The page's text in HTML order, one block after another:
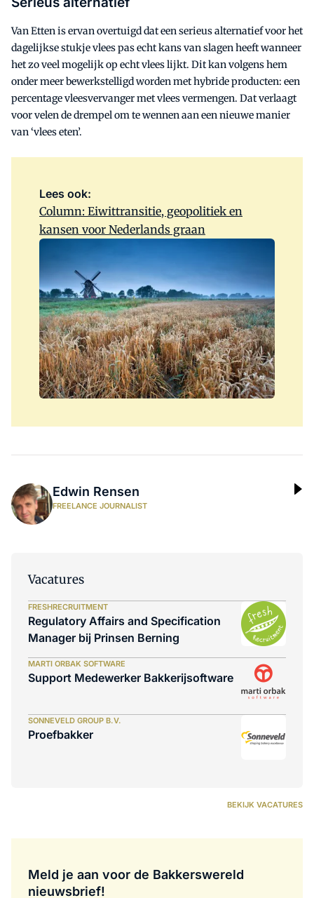
Van Etten is ervan overtuigd dat een serieus alternatief voor het
dagelijkse stukje vlees pas echt kans van slagen heeft wanneer
het zo veel mogelijk op echt vlees lijkt. Dit kan volgens hem
onder meer bewerkstelligd worden met hybride producten: een
percentage vleesvervanger met vlees vermengen. Dat verlaagt
voor velen de drempel om te wennen aan een nieuwe manier
van ‘vlees eten’.
Lees ook:
Column: Eiwittransitie, geopolitiek en
kansen voor Nederlands graan
Edwin Rensen
FREELANCE JOURNALIST
Vacatures
FRESHRECRUITMENT
Regulatory Affairs and Specification
Manager bij Prinsen Berning
MARTI ORBAK SOFTWARE
Support Medewerker Bakkerijsoftware
SONNEVELD GROUP B.V.
Proefbakker
BEKIJK VACATURES
Meld je aan voor de Bakkerswereld
nieuwsbrief!